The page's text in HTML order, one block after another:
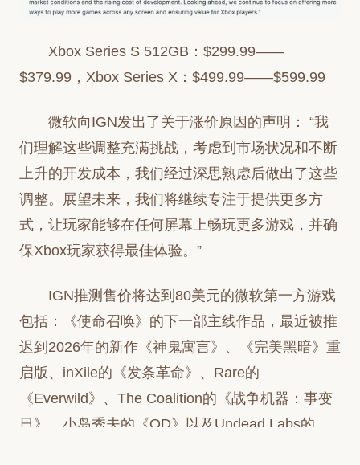
Xbox Series S 512GB：$299.99——
$379.99，Xbox Series X：$499.99——$599.99
微软向IGN发出了关于涨价原因的声明： “我
们理解这些调整充满挑战，考虑到市场状况和不断
上升的开发成本，我们经过深思熟虑后做出了这些
调整。展望未来，我们将继续专注于提供更多方
式，让玩家能够在任何屏幕上畅玩更多游戏，并确
保Xbox玩家获得最佳体验。”
IGN推测售价将达到80美元的微软第一方游戏
包括：《使命召唤》的下一部主线作品，最近被推
迟到2026年的新作《神鬼寓言》、《完美黑暗》重
启版、inXile的《发条革命》、Rare的
《Everwild》、The Coalition的《战争机器：事变
日》、小岛秀夫的《OD》以及Undead Labs的